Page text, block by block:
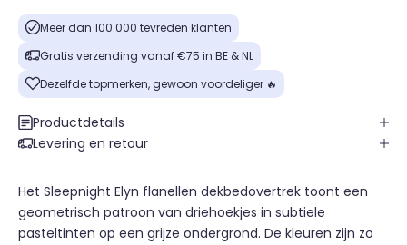
Meer dan 100.000 tevreden klanten
Gratis verzending vanaf €75 in BE & NL
Dezelfde topmerken, gewoon voordeliger 🔥
Productdetails
Levering en retour
Het Sleepnight Elyn flanellen dekbedovertrek toont een
geometrisch patroon van driehoekjes in subtiele
pasteltinten op een grijze ondergrond. De kleuren zijn zo